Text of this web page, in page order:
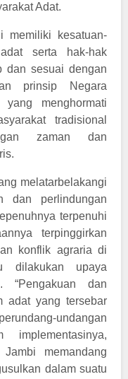
Adat.
memiliki kesatuan-
serta hak-hak
dan sesuai dengan
prinsip Negara
menghormati
tradisional
zaman dan
melatarbelakangi
dan perlindungan
terpenuhi
terpinggirkan
konflik agraria di
dilakukan upaya
“Pengakuan dan
adat yang tersebar
undangan
implementasinya,
memandang
dalam suatu